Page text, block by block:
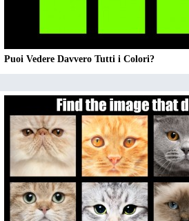
Puoi Vedere Davvero Tutti i Colori?